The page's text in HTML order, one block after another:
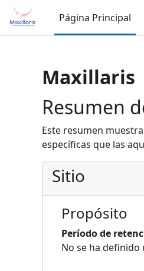
Salta al contenido principal
Página Principal
Maxillaris
Resumen
Este resumen
específicas que las
Sitio
Propósito
Período de
No se ha